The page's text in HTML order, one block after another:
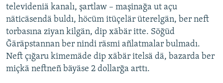
ДИНИ ТОРМЫШ
ПӘРӘВЕЗ
ФӘН-ФӘСМӘТӘН
КИНОХАНӘ
ӘЙДӘ ONLINE
IDEL.РЕАЛИИ
БЕЗГӘ КУШЫЛЫГЫЗ!
televideniä kanalı, şartlaw – maşinağa ut açu
näticäsendä buldı, höcüm itüçelär üterelgän, ber neft
torbasına ziyan kilgän, dip xäbär itte. Söğüd
Ğäräpstannan ber nindi räsmi añlatmalar bulmadı.
Neft çığaru kimemäde dip xäbär itelsä dä, bazarda ber
miçkä neftneñ bäyäse 2 dollarğa arttı.